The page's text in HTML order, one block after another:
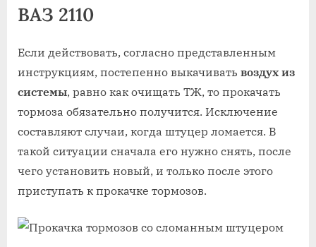
ВАЗ 2110
Если действовать, согласно представленным
инструкциям, постепенно выкачивать воздух из
системы, равно как очищать ТЖ, то прокачать
тормоза обязательно получится. Исключение
составляют случаи, когда штуцер ломается. В
такой ситуации сначала его нужно снять, после
чего установить новый, и только после этого
приступать к прокачке тормозов.